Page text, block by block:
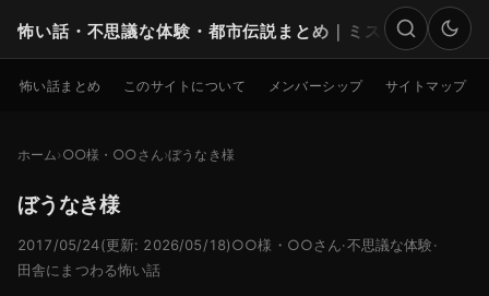
怖い話・不思議な体験・都市伝説まとめ｜ミステリー
検索
怖い話まとめ このサイトについて メンバーシップ サイトマップ
ホーム ○○様・○○さん ぼうなき様
ぼうなき様
2017/05/24(更新: 2026/05/18) ○○様・○○さん·不思議な体験 ·
田舎にまつわる怖い話